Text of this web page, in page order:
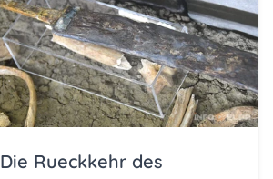
Die Rueckkehr des